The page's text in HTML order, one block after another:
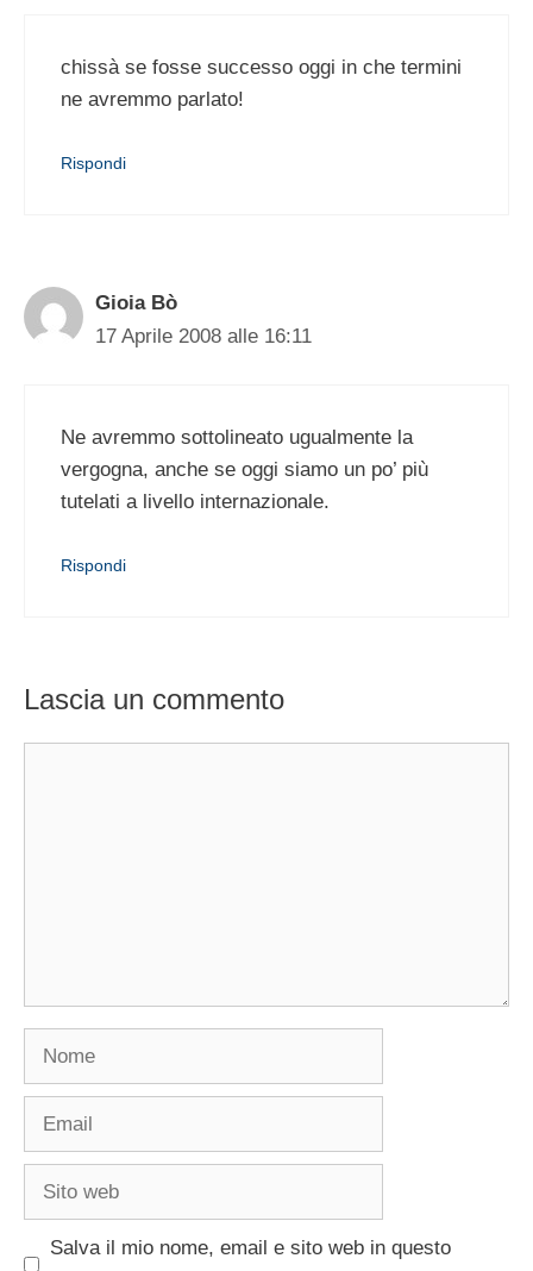
chissà se fosse successo oggi in che termini
ne avremmo parlato!
Rispondi
Gioia Bò
17 Aprile 2008 alle 16:11
Ne avremmo sottolineato ugualmente la
vergogna, anche se oggi siamo un po’ più
tutelati a livello internazionale.
Rispondi
Lascia un commento
Nome
Email
Sito
Salva il mio nome, email e sito web in questo